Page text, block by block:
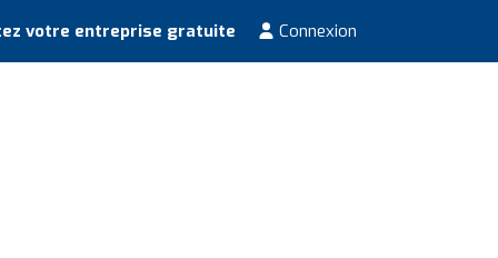
votre entreprise gratuite Connexion